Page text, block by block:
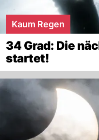
Kaum Regen
34 Grad: Die
startet!